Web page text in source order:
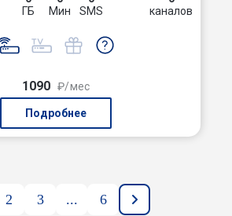
ГБ
Мин
SMS
каналов
1090 ₽/мес
Подробнее
2 3 ... 6